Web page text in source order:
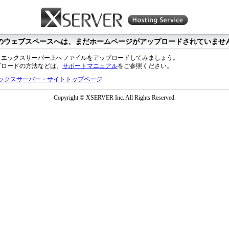
ウェブスペースへは、まだホームページがアップロードされていませ
ックスサーバー上へファイルをアップロードしてみましょう。
ードの方法などは、 サポートマニュアルをご参照ください。
クスサーバー・サイトトップページ
Copyright © XSERVER Inc. All Rights Reserved.